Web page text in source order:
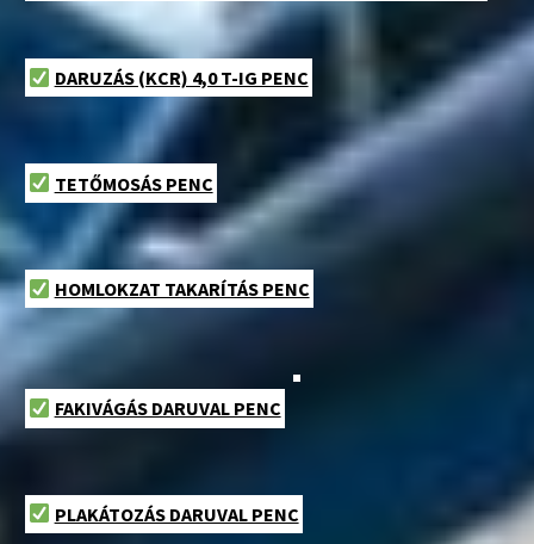
DARUZÁS (KCR) 4,0 T-IG PENC
TETŐMOSÁS PENC
HOMLOKZAT TAKARÍTÁS PENC
FAKIVÁGÁS DARUVAL PENC
PLAKÁTOZÁS DARUVAL PENC